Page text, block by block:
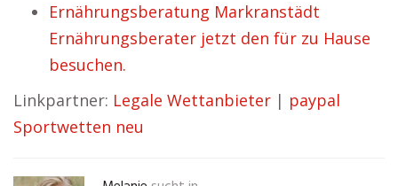
Ernährungsberatung Markranstädt
Ernährungsberater jetzt den für zu Hause
besuchen.
Linkpartner: Legale Wettanbieter | paypal
Sportwetten neu